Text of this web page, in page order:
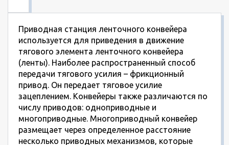
Приводная станция ленточного конвейера
используется для приведения в движение
тягового элемента ленточного конвейера
(ленты). Наиболее распространенный способ
передачи тягового усилия – фрикционный
привод. Он передает тяговое усилие
зацеплением. Конвейеры также различаются по
числу приводов: одноприводные и
многоприводные. Многоприводный конвейер
размещает через определенное расстояние
несколько приводных механизмов, которые